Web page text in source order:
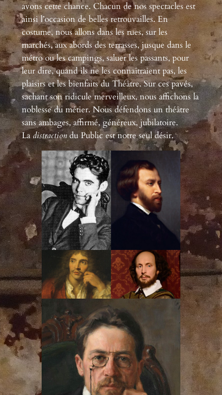
avons cette chance. Chacun de nos spectacles est
ainsi l’occasion de belles retrouvailles. En
costume, nous allons dans les rues, sur les
marchés, aux abords des terrasses, jusque dans le
métro ou les campings, saluer les passants, pour
leur dire, quand ils ne les connaîtraient pas, les
plaisirs et les bienfaits du Théâtre. Sur ces pavés,
sachant son ridicule merveilleux, nous affichons la
noblesse du métier. Nous défendons un théâtre
sans ambages, affirmé, généreux, jubilatoire.
La distractiondu Public est notre seul désir.